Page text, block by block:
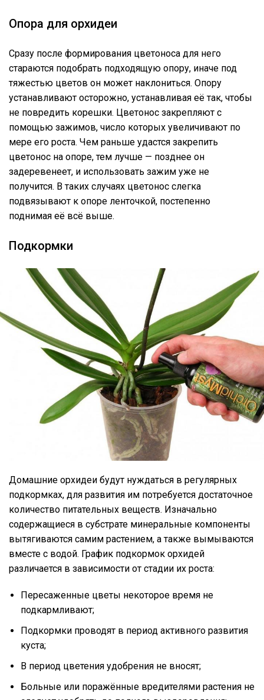
Опора для орхидеи
Сразу после формирования цветоноса для него
стараются подобрать подходящую опору, иначе под
тяжестью цветов он может наклониться. Опору
устанавливают осторожно, устанавливая её так, чтобы
не повредить корешки. Цветонос закрепляют с
помощью зажимов, число которых увеличивают по
мере его роста. Чем раньше удастся закрепить
цветонос на опоре, тем лучше — позднее он
задеревенеет, и использовать зажим уже не
получится. В таких случаях цветонос слегка
подвязывают к опоре ленточкой, постепенно
поднимая её всё выше.
Подкормки
Домашние орхидеи будут нуждаться в регулярных
подкормках, для развития им потребуется достаточное
количество питательных веществ. Изначально
содержащиеся в субстрате минеральные компоненты
вытягиваются самим растением, а также вымываются
вместе с водой. График подкормок орхидей
различается в зависимости от стадии их роста:
Пересаженные цветы некоторое время не
подкармливают;
Подкормки проводят в период активного развития
куста;
В период цветения удобрения не вносят;
Больные или поражённые вредителями растения не